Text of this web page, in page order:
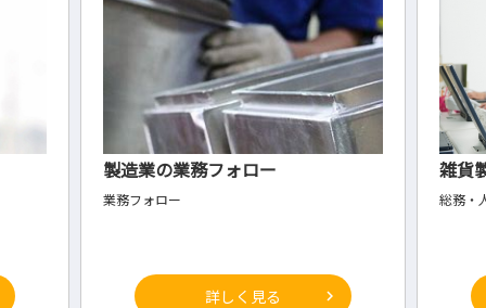
製造業の業務フォロー
業務フォロー
詳しく見る
雑貨
総務・